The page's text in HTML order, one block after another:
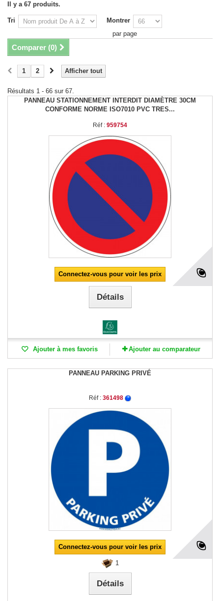
Il y a 67 produits.
Tri
Montrer
par page
Comparer (0)
Afficher tout
1 2
Résultats 1 - 66 sur 67.
PANNEAU STATIONNEMENT INTERDIT DIAMÈTRE 30CM
CONFORME NORME ISO7010 PVC TRES...
Réf : 959754
Connectez-vous pour voir les prix
Détails
Ajouter à mes favoris Ajouter au comparateur
PANNEAU PARKING PRIVÉ
Réf : 361498
Connectez-vous pour voir les prix
1
Détails